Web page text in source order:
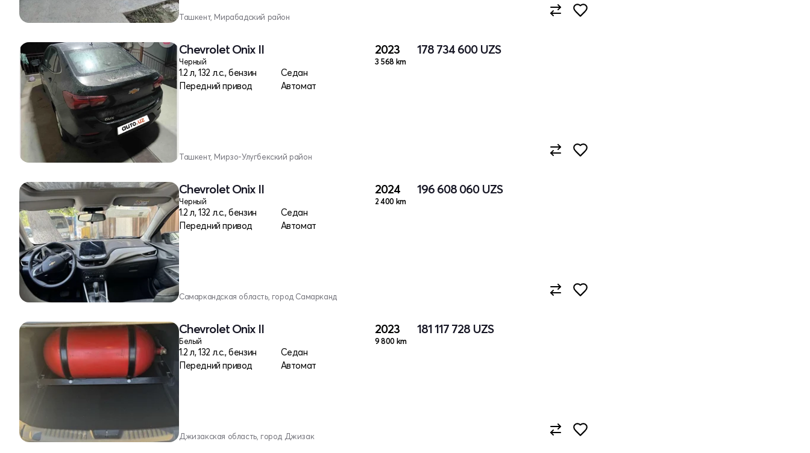
Ташкент, Мирабадский район
Chevrolet Onix II
Черный
1.2 л, 132 л.с., бензин
Седан
Передний привод
Автомат
2023
3 568 km
178 734 600 UZS
Ташкент, Мирзо-Улугбекский район
Chevrolet Onix II
Черный
1.2 л, 132 л.с., бензин
Седан
Передний привод
Автомат
2024
2 400 km
196 608 060 UZS
Самаркандская область, город Самарканд
Chevrolet Onix II
Белый
1.2 л, 132 л.с., бензин
Седан
Передний привод
Автомат
2023
9 800 km
181 117 728 UZS
Джизакская область, город Джизак